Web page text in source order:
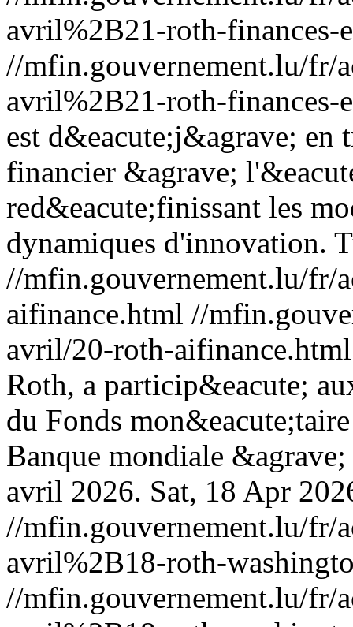
avril%2B21-roth-finances-
//mfin.gouvernement.lu/fr/
avril%2B21-roth-finances-
est d&eacute;j&agrave; en
financier &agrave;
red&eacute;finissant les
dynamiques d'innovation.
//mfin.gouvernement.lu/fr/
aifinance.html //
avril/20-roth-aifinance.html
Roth, a particip&eacute;
du Fonds
Banque mondiale
avril 2026. Sat, 18 Apr
//mfin.gouvernement.lu/fr/
avril%2B18-roth-
//mfin.gouvernement.lu/fr/